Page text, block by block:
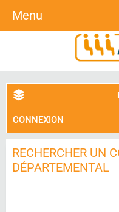
CONNEXION
RECHERCHER UN
DÉPARTEMENTAL
Menu